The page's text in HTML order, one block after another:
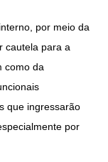
por meio da
cautela para a
como da
que ingressarão
por